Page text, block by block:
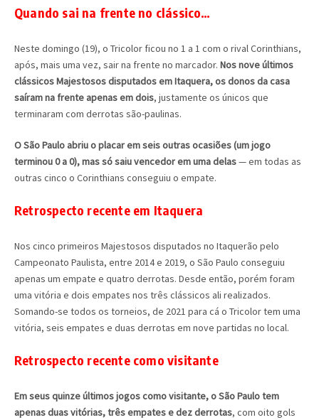
Quando sai na frente no clássico…
Neste domingo (19), o Tricolor ficou no 1 a 1 com o rival Corinthians,
após, mais uma vez, sair na frente no marcador. Nos nove últimos
clássicos Majestosos disputados em Itaquera, os donos da casa
saíram na frente apenas em dois, justamente os únicos que
terminaram com derrotas são-paulinas.
O São Paulo abriu o placar em seis outras ocasiões (um jogo
terminou 0 a 0), mas só saiu vencedor em uma delas— em todas as
outras cinco o Corinthians conseguiu o empate.
Retrospecto recente em Itaquera
Nos cinco primeiros Majestosos disputados no Itaquerão pelo
Campeonato Paulista, entre 2014 e 2019, o São Paulo conseguiu
apenas um empate e quatro derrotas. Desde então, porém foram
uma vitória e dois empates nos três clássicos ali realizados.
Somando-se todos os torneios, de 2021 para cá o Tricolor tem uma
vitória, seis empates e duas derrotas em nove partidas no local.
Retrospecto recente como visitante
Em seus quinze últimos jogos como visitante, o São Paulo tem
apenas duas vitórias, três empates e dez derrotas, com oito gols